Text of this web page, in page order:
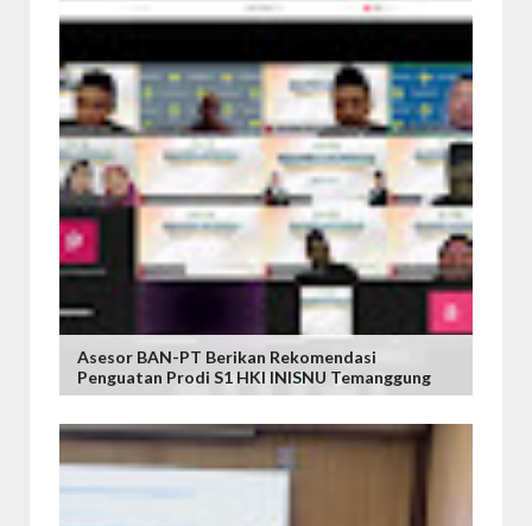
Asesor BAN-PT Berikan Rekomendasi
Penguatan Prodi S1 HKI INISNU Temanggung